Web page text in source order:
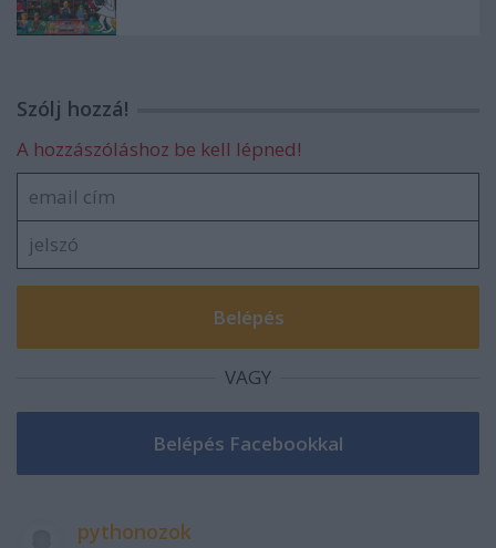
Szólj hozzá!
A hozzászóláshoz be kell lépned!
VAGY
pythonozok